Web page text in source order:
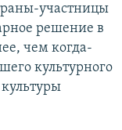
участницы
решение в
чем когда-
культурного